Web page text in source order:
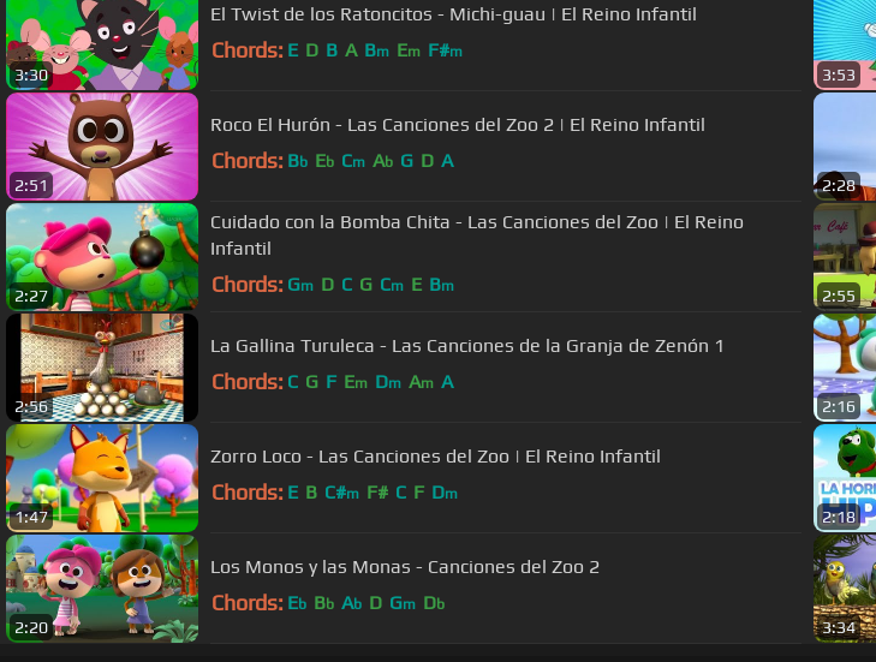
3:30
El Twist de los Ratoncitos - Michi-guau | El Reino Infantil
Chords: E D B A Bm Em F#m
3:53
2:51
Roco El Hurón - Las Canciones del Zoo 2 | El Reino Infantil
Chords: Bb Eb Cm Ab G D A
2:28
2:27
Cuidado con la Bomba Chita - Las Canciones del Zoo | El Reino
Infantil
Chords: Gm D C G Cm E Bm
2:55
2:56
La Gallina Turuleca - Las Canciones de la Granja de Zenón 1
Chords: C G F Em Dm Am A
2:16
1:47
Zorro Loco - Las Canciones del Zoo | El Reino Infantil
Chords: E B C#m F# C F Dm
2:18
2:20
Los Monos y las Monas - Canciones del Zoo 2
Chords: Eb Bb Ab D Gm Db
3:34